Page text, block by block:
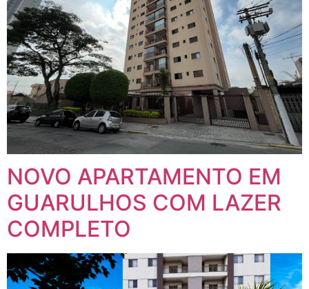
NOVO APARTAMENTO EM
GUARULHOS COM LAZER
COMPLETO